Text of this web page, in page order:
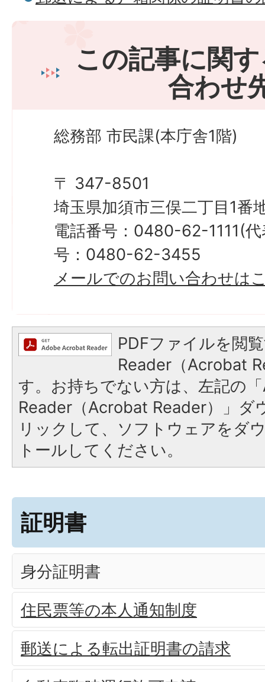
この記事に関
合わせ
総務部 市民課(本庁舎1階)
〒 347-8501
埼玉県加須市三俣二丁目1番
電話番号：0480-62-1111(
号：0480-62-3455
メールでのお問い合わせは
PDFファイルを閲
Reader（Acrobat
す。お持ちでない方は、左記の
Reader（Acrobat Reader）」ダ
リックして、ソフトウェアをダ
トールしてください。
証明書
身分証明書
住民票等の本人通知制度
郵送による転出証明書の請求